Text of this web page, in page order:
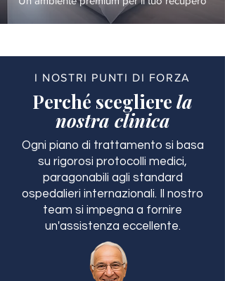
I NOSTRI PUNTI DI FORZA
Perché scegliere la
nostra clinica
Ogni piano di trattamento si basa
su rigorosi protocolli medici,
paragonabili agli standard
ospedalieri internazionali. Il nostro
team si impegna a fornire
un'assistenza eccellente.